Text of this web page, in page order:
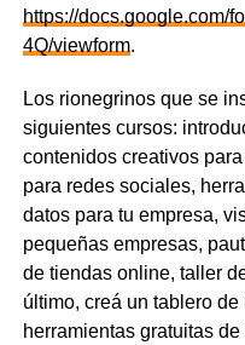
https://docs.google.com/
4Q/viewform.
Los rionegrinos que se
siguientes cursos:
contenidos creativos
para redes sociales,
datos para tu empresa,
pequeñas empresas,
de tiendas online, taller
último, creá un tablero
herramientas gratuitas de